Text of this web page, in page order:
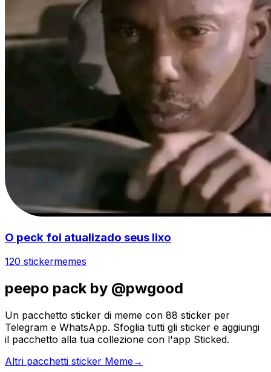
O peck foi atualizado seus lixo
120 stickermemes
peepo pack by @pwgood
Un pacchetto sticker di meme con 88 sticker per
Telegram e WhatsApp. Sfoglia tutti gli sticker e aggiungi
il pacchetto alla tua collezione con l'app Sticked.
Altri pacchetti sticker Meme→